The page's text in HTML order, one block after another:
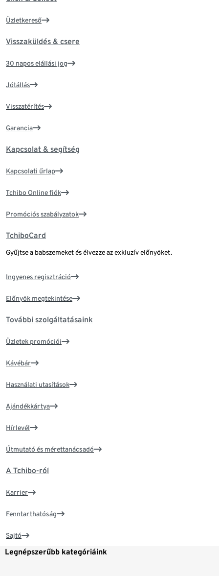
Üzletkereső
Visszaküldés & csere
30 napos elállási jog
Jótállás
Visszatérítés
Garancia
Kapcsolat & segítség
Kapcsolati űrlap
Tchibo Online fiók
Promóciós szabályzatok
TchiboCard
Gyűjtse a babszemeket és élvezze az exkluzív előnyöket.
Ingyenes regisztráció
Előnyök megtekintése
További szolgáltatásaink
Üzletek promóciói
Kávébár
Használati utasítások
Ajándékkártya
Hírlevél
Útmutató és mérettanácsadó
A Tchibo-ról
Karrier
Fenntarthatóság
Sajtó
Legnépszerűbb kategóriáink